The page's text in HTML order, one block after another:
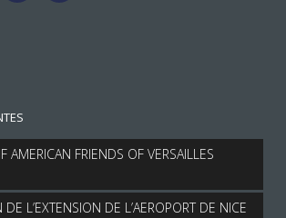
AMERICAN FRIENDS OF VERSAILLES
L’EXTENSION DE L’AEROPORT DE NICE